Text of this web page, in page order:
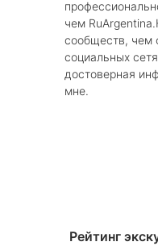
чем
сообществ, чем
социальных
достоверная
мне.
Рейтинг